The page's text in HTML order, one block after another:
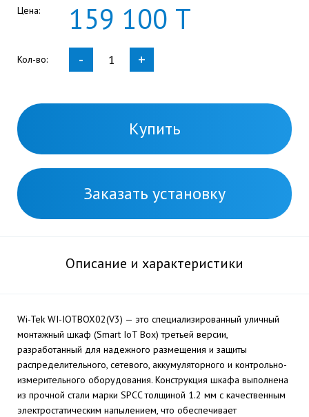
Цена: 159 100 Т
Кол-во: - +
Купить
Заказать установку
Описание и характеристики
Wi-Tek WI-IOTBOX02(V3) — это специализированный уличный
монтажный шкаф (Smart IoT Box) третьей версии,
разработанный для надежного размещения и защиты
распределительного, сетевого, аккумуляторного и контрольно-
измерительного оборудования. Конструкция шкафа выполнена
из прочной стали марки SPCC толщиной 1.2 мм с качественным
электростатическим напылением, что обеспечивает